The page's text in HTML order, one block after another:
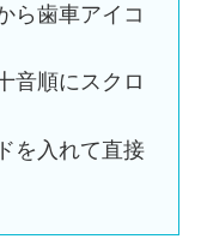
ら歯車アイコ
音順にスクロ
を入れて直接